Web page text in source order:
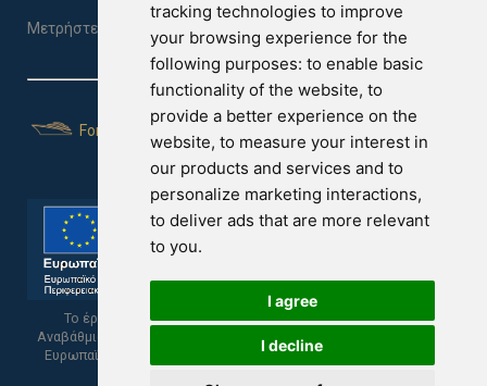
tracking technologies to improve
your browsing experience for the
following purposes: to enable basic
functionality of the website, to
provide a better experience on the
website, to measure your interest in
our products and services and to
personalize marketing interactions,
to deliver ads that are more relevant
to you.
I agree
I decline
Μετρήστε την ποιότητα του ύπνου σας. Κάντε το τεστ εδώ!
For Yachts
Το έργο υποβλήθηκε στα πλαίσια του Σχεδίου Ψηφιακής
Αναβάθμισης των Επιχειρήσεων και συγχρηματοδοτείται από το
Ευρωπαϊκό Ταμείο Περιφερειακής Ανάπτυξης και την Κυπριακή